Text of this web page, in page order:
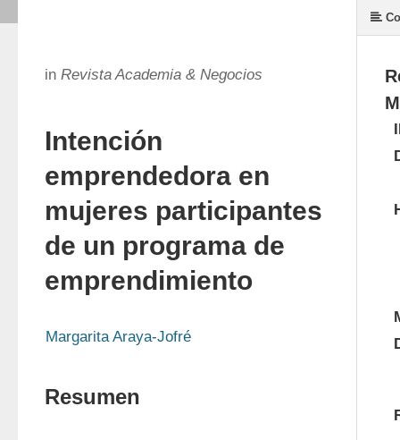
in Revista Academia & Negocios
Intención
emprendedora en
mujeres participantes
de un programa de
emprendimiento
Margarita Araya-Jofré
Resumen